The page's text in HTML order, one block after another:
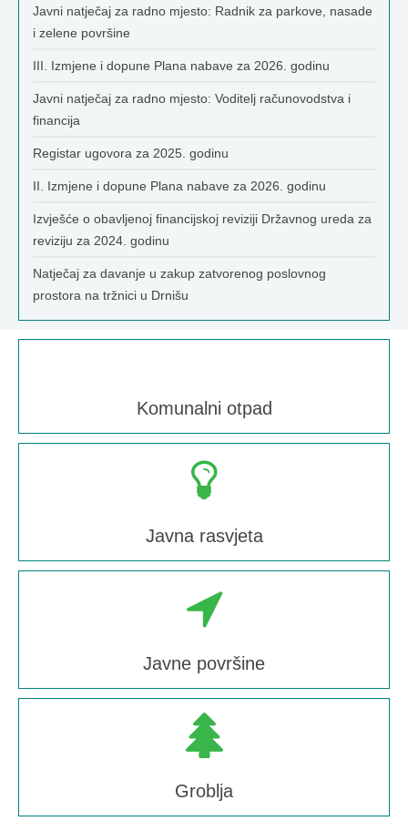
Javni natječaj za radno mjesto: Radnik za parkove, nasade
i zelene površine
III. Izmjene i dopune Plana nabave za 2026. godinu
Javni natječaj za radno mjesto: Voditelj računovodstva i
financija
Registar ugovora za 2025. godinu
II. Izmjene i dopune Plana nabave za 2026. godinu
Izvješće o obavljenoj financijskoj reviziji Državnog ureda za
reviziju za 2024. godinu
Natječaj za davanje u zakup zatvorenog poslovnog
prostora na tržnici u Drnišu
Komunalni otpad
Javna rasvjeta
Javne površine
Groblja